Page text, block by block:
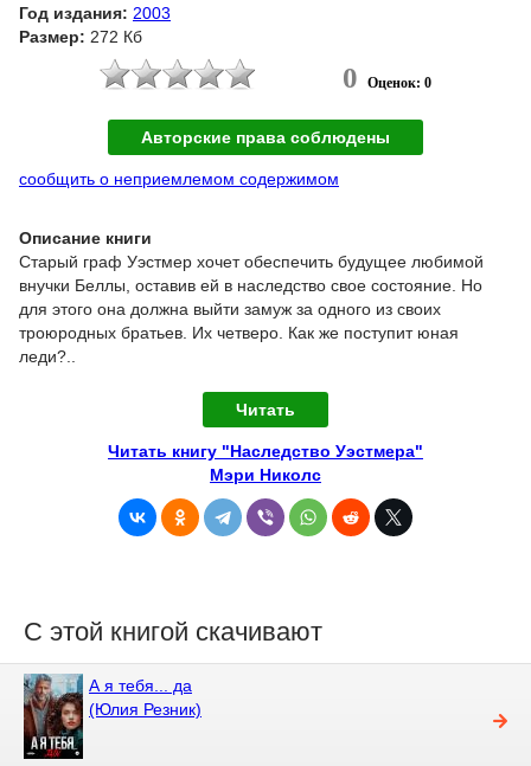
Год издания: 2003
Размер: 272 Кб
0 Оценок: 0
Авторские права соблюдены
сообщить о неприемлемом содержимом
Описание книги
Старый граф Уэстмер хочет обеспечить будущее любимой
внучки Беллы, оставив ей в наследство свое состояние. Но
для этого она должна выйти замуж за одного из своих
троюродных братьев. Их четверо. Как же поступит юная
леди?..
Читать
Читать книгу "Наследство Уэстмера"
Мэри Николс
С этой книгой скачивают
А я тебя... да
(Юлия Резник)